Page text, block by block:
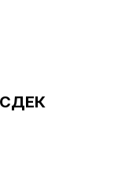
СДЕК